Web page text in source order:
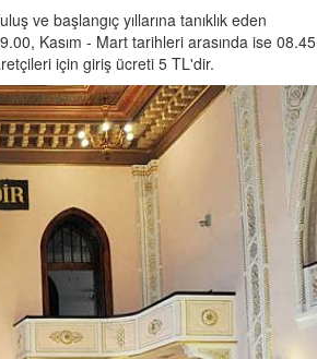
ve başlangıç yıllarına tanıklık eden
Kasım - Mart tarihleri arasında ise 08.45
için giriş ücreti 5 TL'dir.